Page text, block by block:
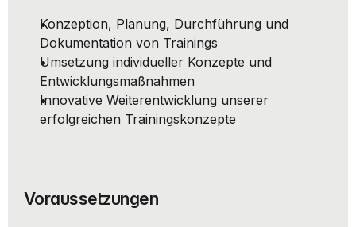
Konzeption, Planung, Durchführung und
Dokumentation von Trainings
Umsetzung individueller Konzepte und
Entwicklungsmaßnahmen
Innovative Weiterentwicklung unserer
erfolgreichen Trainingskonzepte
Voraussetzungen